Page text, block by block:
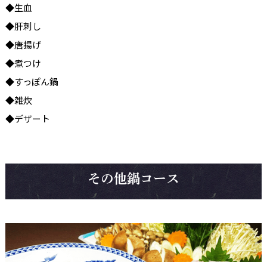
◆生血
◆肝刺し
◆唐揚げ
◆煮つけ
◆すっぽん鍋
◆雑炊
◆デザート
その他鍋コース